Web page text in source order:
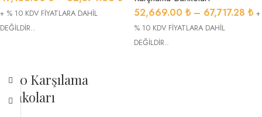
+ % 10 KDV FİYATLARA DAHİL
DEĞİLDİR..
52,669.00 ₺ – 67,717.28 ₺ +
% 10 KDV FİYATLARA DAHİL
DEĞİLDİR..
3020 Karşılama
Bankoları